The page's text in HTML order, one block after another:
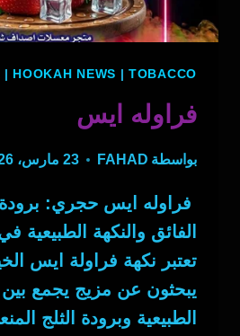
| HOOKAH NEWS |TOBACCO
فراوله ايس
بواسطة FAHAD 23 مارس، 2026
فراوله ايس حجري: برودة
الفائق والنكهة
تعتبر نكهة فراولة ايس
يبحثون عن مزيج يجمع بين
الطبيعية وبرودة الثلج